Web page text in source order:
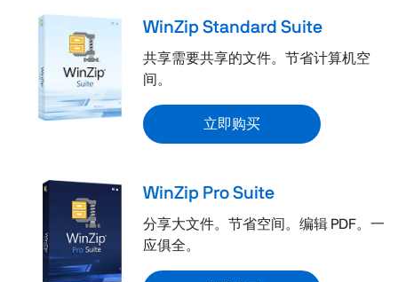
WinZip Standard Suite
共享需要共享的文件。节省计算机空
间。
立即购买
WinZip Pro Suite
分享大文件。节省空间。编辑 PDF。一
应俱全。